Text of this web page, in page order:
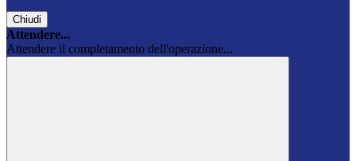
Chiudi
Attendere...
Attendere il completamento dell'operazione...